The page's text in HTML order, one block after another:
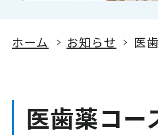
ホーム お知らせ 医
医歯薬コ